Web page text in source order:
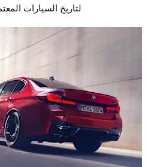
لتاريخ السيارات